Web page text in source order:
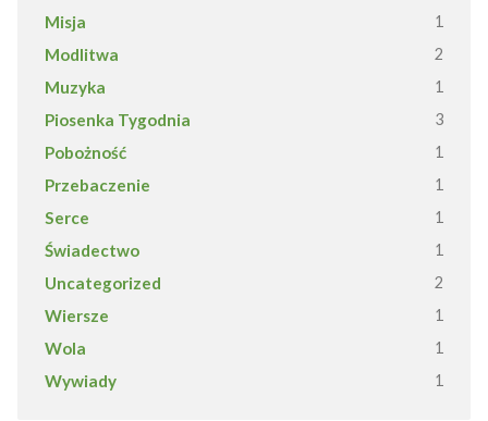
Misja 1
Modlitwa 2
Muzyka 1
Piosenka Tygodnia 3
Pobożność 1
Przebaczenie 1
Serce 1
Świadectwo 1
Uncategorized 2
Wiersze 1
Wola 1
Wywiady 1